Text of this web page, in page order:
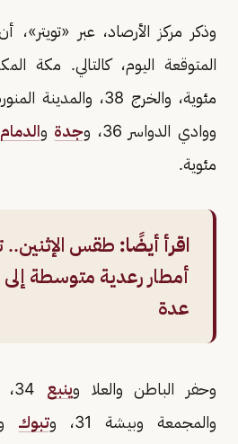
وذكر مركز الأرصاد، عبر «تويتر»،
مئوية، والخرج 38، والمدينة المنورة و
ووادي الدواسر 36، و
جدة والدمام
مئوية.
اقرأ أيضًا: طقس
أمطار رعدية متوسطة
عدة
وحفر الباطن والعلا وينبع
والمجمعة وبيشة 31، و
تبوك